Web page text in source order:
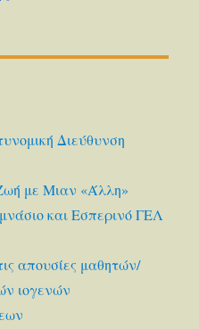
Διεύθυνση
με Μιαν «Άλλη»
και Εσπερινό ΓΕΛ
απουσίες μαθητών/
ιογενών